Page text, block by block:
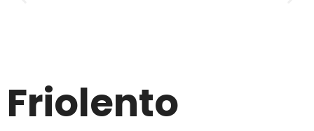
Friolento